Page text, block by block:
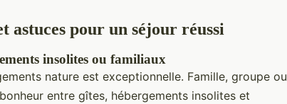
astuces pour un séjour réussi
insolites ou familiaux
nature est exceptionnelle. Famille, groupe ou
entre gîtes, hébergements insolites et